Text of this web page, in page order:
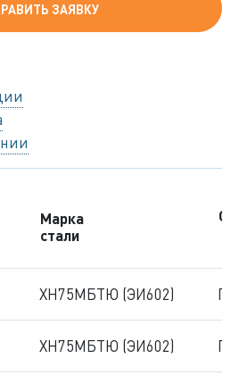
ЗАЯВКУ
Марка
стали
ХН75МБТЮ (ЭИ602)
ХН75МБТЮ (ЭИ602)